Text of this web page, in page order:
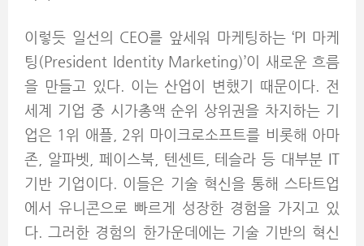
이렇듯 일선의 CEO를 앞세워 마케팅하는 ‘PI 마케
팅(President Identity Marketing)’이 새로운 흐름
을 만들고 있다. 이는 산업이 변했기 때문이다. 전
세계 기업 중 시가총액 순위 상위권을 차지하는 기
업은 1위 애플, 2위 마이크로소프트를 비롯해 아마
존, 알파벳, 페이스북, 텐센트, 테슬라 등 대부분 IT
기반 기업이다. 이들은 기술 혁신을 통해 스타트업
에서 유니콘으로 빠르게 성장한 경험을 가지고 있
다. 그러한 경험의 한가운데에는 기술 기반의 혁신